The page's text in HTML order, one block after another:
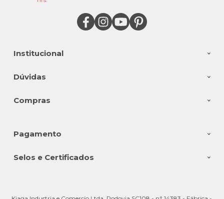
Institucional
Dúvidas
Compras
Pagamento
Selos e Certificados